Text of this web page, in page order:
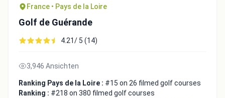
France • Pays de la Loire
Golf de Guérande
4.21/ 5 (14)
3,946 Ansichten
Ranking Pays de la Loire : #15 on 26 filmed golf courses
Ranking : #218 on 380 filmed golf courses
Integrate video